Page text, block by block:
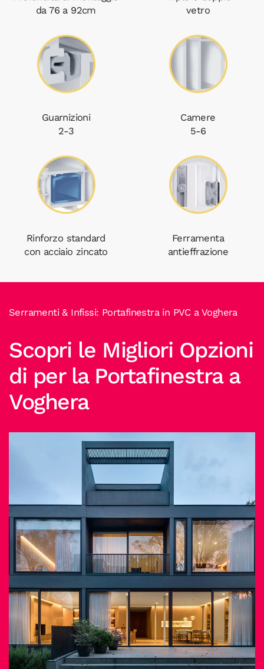
da 76 a 92cm
vetro
Guarnizioni
2-3
Camere
5-6
Rinforzo standard
con acciaio zincato
Ferramenta
antieffrazione
Serramenti & Infissi: Portafinestra in PVC a Voghera
Scopri le Migliori Opzioni
di per la Portafinestra a
Voghera